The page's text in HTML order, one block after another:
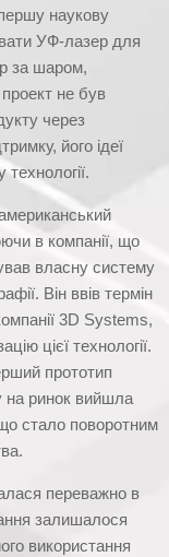
наукову
УФ-лазер для
за шаром,
не був
через
його ідеї
в компанії, що
власну систему
Він ввів термін
3D Systems,
цієї технології.
прототип
на ринок вийшла
стало поворотним
переважно в
залишалося
використання